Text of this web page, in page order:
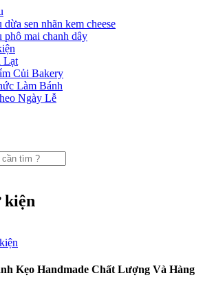
dừa sen nhãn kem cheese
phô mai chanh dây
Lạt
Củi Bakery
Làm Bánh
Ngày Lễ
kiện
Kẹo Handmade Chất Lượng Và Hàng